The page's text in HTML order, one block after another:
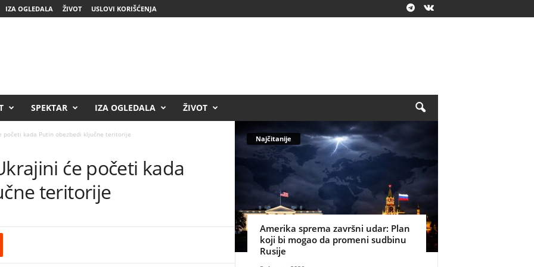
IZA OGLEDALA ŽIVOT USLOVI KORIŠĆENJA
SPEKTAR IZA OGLEDALA ŽIVOT
početi kada Putin obezbedi ključne teritorije
će početi kada
teritorije
Najčitanije
Amerika sprema završni udar: Plan
koji bi mogao da promeni sudbinu
Rusije